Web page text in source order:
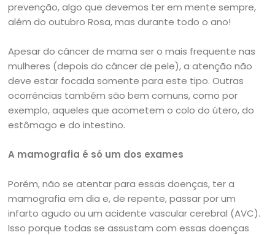
prevenção, algo que devemos ter em mente sempre,
além do outubro Rosa, mas durante todo o ano!
Apesar do câncer de mama ser o mais frequente nas
mulheres (depois do câncer de pele), a atenção não
deve estar focada somente para este tipo. Outras
ocorrências também são bem comuns, como por
exemplo, aqueles que acometem o colo do útero, do
estômago e do intestino.
A mamografia é só um dos exames
Porém, não se atentar para essas doenças, ter a
mamografia em dia e, de repente, passar por um
infarto agudo ou um acidente vascular cerebral (AVC).
Isso porque todas se assustam com essas doenças